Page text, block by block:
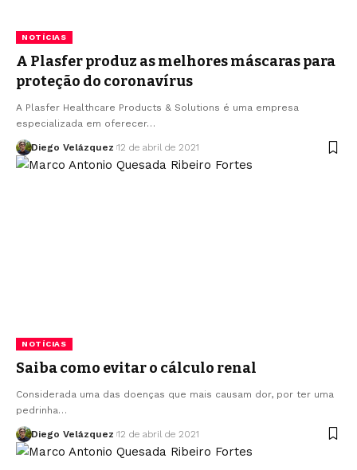
NOTÍCIAS
A Plasfer produz as melhores máscaras para
proteção do coronavírus
A Plasfer Healthcare Products & Solutions é uma empresa
especializada em oferecer…
Diego Velázquez 12 de abril de 2021
NOTÍCIAS
Saiba como evitar o cálculo renal
Considerada uma das doenças que mais causam dor, por ter uma
pedrinha…
Diego Velázquez 12 de abril de 2021